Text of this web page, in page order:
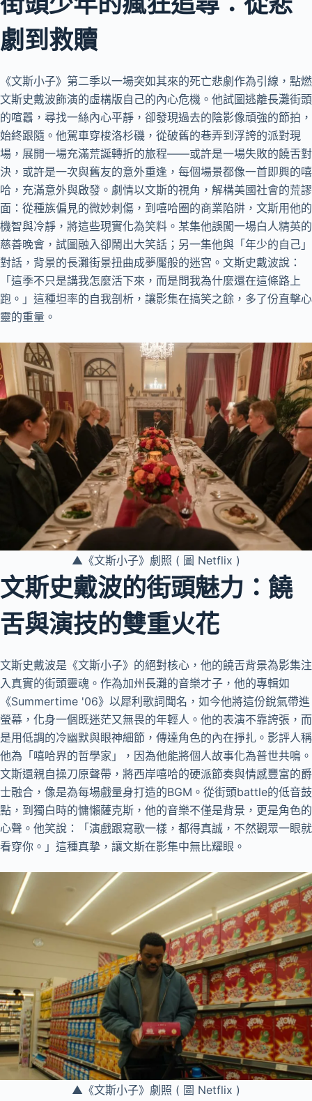
劇到救贖
《文斯小子》第二季以一場突如其來的死亡悲劇作為引線，點燃
文斯史戴波飾演的虛構版自己的內心危機。他試圖逃離長灘街頭
的喧囂，尋找一絲內心平靜，卻發現過去的陰影像頑強的節拍，
始終跟隨。他駕車穿梭洛杉磯，從破舊的巷弄到浮誇的派對現
場，展開一場充滿荒誕轉折的旅程——或許是一場失敗的饒舌對
決，或許是一次與舊友的意外重逢，每個場景都像一首即興的嘻
哈，充滿意外與啟發。劇情以文斯的視角，解構美國社會的荒謬
面：從種族偏見的微妙刺傷，到嘻哈圈的商業陷阱，文斯用他的
機智與冷靜，將這些現實化為笑料。某集他誤闖一場白人精英的
慈善晚會，試圖融入卻鬧出大笑話；另一集他與「年少的自己」
對話，背景的長灘街景扭曲成夢魘般的迷宮。文斯史戴波說：
「這季不只是講我怎麼活下來，而是問我為什麼還在這條路上
跑。」這種坦率的自我剖析，讓影集在搞笑之餘，多了份直擊心
靈的重量。
▲《文斯小子》劇照 ( 圖 Netflix )
文斯史戴波的街頭魅力：饒
舌與演技的雙重火花
文斯史戴波是《文斯小子》的絕對核心，他的饒舌背景為影集注
入真實的街頭靈魂。作為加州長灘的音樂才子，他的專輯如
《Summertime '06》以犀利歌詞聞名，如今他將這份銳氣帶進
螢幕，化身一個既迷茫又無畏的年輕人。他的表演不靠誇張，而
是用低調的冷幽默與眼神細節，傳達角色的內在掙扎。影評人稱
他為「嘻哈界的哲學家」，因為他能將個人故事化為普世共鳴。
文斯還親自操刀原聲帶，將西岸嘻哈的硬派節奏與情感豐富的爵
士融合，像是為每場戲量身打造的BGM。從街頭battle的低音鼓
點，到獨白時的慵懶薩克斯，他的音樂不僅是背景，更是角色的
心聲。他笑說：「演戲跟寫歌一樣，都得真誠，不然觀眾一眼就
看穿你。」這種真摯，讓文斯在影集中無比耀眼。
▲《文斯小子》劇照 ( 圖 Netflix )